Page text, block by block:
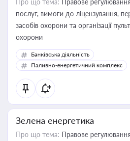
Про що тема: Правове
послуг, вимоги до ліцензування,
засобів охорони та організації
охорони
Банківська діяльність
Паливно-енергетичний комплекс
Зелена енергетика
Про що тема: Правове